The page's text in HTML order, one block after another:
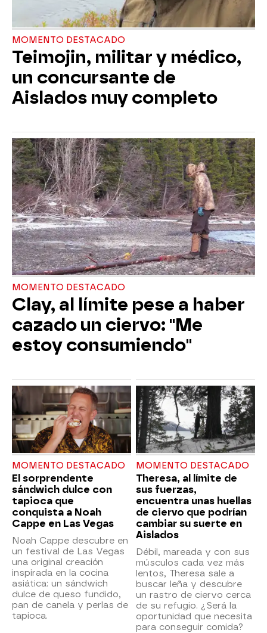
MOMENTO DESTACADO
Teimojin, militar y médico,
un concursante de
Aislados muy completo
MOMENTO DESTACADO
Clay, al límite pese a haber
cazado un ciervo: "Me
estoy consumiendo"
MOMENTO DESTACADO
El sorprendente
sándwich dulce con
tapioca que
conquista a Noah
Cappe en Las Vegas
Noah Cappe descubre en
un festival de Las Vegas
una original creación
inspirada en la cocina
asiática: un sándwich
dulce de queso fundido,
pan de canela y perlas de
tapioca.
MOMENTO DESTACADO
Theresa, al límite de
sus fuerzas,
encuentra unas huellas
de ciervo que podrían
cambiar su suerte en
Aislados
Débil, mareada y con sus
músculos cada vez más
lentos, Theresa sale a
buscar leña y descubre
un rastro de ciervo cerca
de su refugio. ¿Será la
oportunidad que necesita
para conseguir comida?